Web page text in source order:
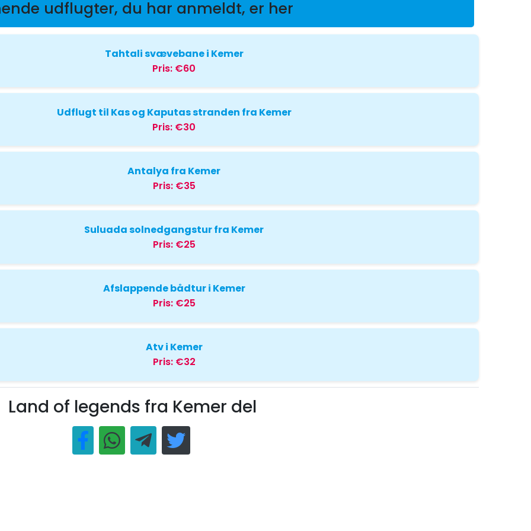
udflugter, du har anmeldt, er her
Tahtali svævebane i Kemer
Pris: €60
Udflugt til Kas og Kaputas stranden fra Kemer
Pris: €30
Antalya fra Kemer
Pris: €35
Suluada solnedgangstur fra Kemer
Pris: €25
Afslappende bådtur i Kemer
Pris: €25
Atv i Kemer
Pris: €32
Land of legends fra Kemer del